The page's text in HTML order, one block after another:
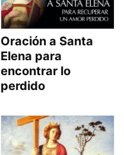
Oración a Santa
Elena para
encontrar lo
perdido